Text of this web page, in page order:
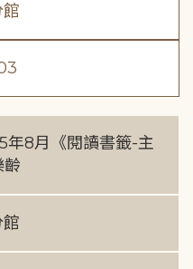
年8月《閱讀書籤-主
齡